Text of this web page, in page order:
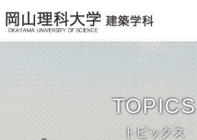
TOPICS
トピックス